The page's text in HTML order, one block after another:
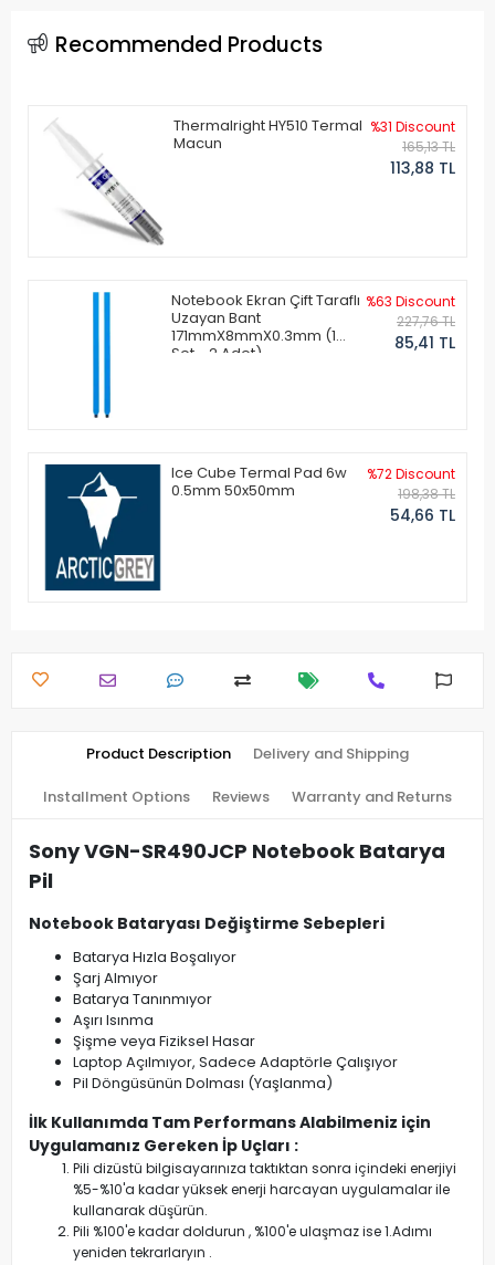
Recommended Products
Thermalright HY510 Termal
Macun
%31 Discount
165,13 TL
113,88 TL
Notebook Ekran Çift Taraflı
Uzayan Bant
171mmX8mmX0.3mm (1
Set - 2 Adet)
%63 Discount
227,76 TL
85,41 TL
Ice Cube Termal Pad 6w
0.5mm 50x50mm
%72 Discount
198,38 TL
54,66 TL
Product Description Delivery and Shipping
Installment Options Reviews Warranty and Returns
Sony VGN-SR490JCP Notebook Batarya
Pil
Notebook Bataryası Değiştirme Sebepleri
Batarya Hızla Boşalıyor
Şarj Almıyor
Batarya Tanınmıyor
Aşırı Isınma
Şişme veya Fiziksel Hasar
Laptop Açılmıyor, Sadece Adaptörle Çalışıyor
Pil Döngüsünün Dolması (Yaşlanma)
İlk Kullanımda Tam Performans Alabilmeniz için
Uygulamanız Gereken İp Uçları :
Pili dizüstü bilgisayarınıza taktıktan sonra içindeki enerjiyi
%5-%10'a kadar yüksek enerji harcayan uygulamalar ile
kullanarak düşürün.
Pili %100'e kadar doldurun , %100'e ulaşmaz ise 1.Adımı
yeniden tekrarlaryın .